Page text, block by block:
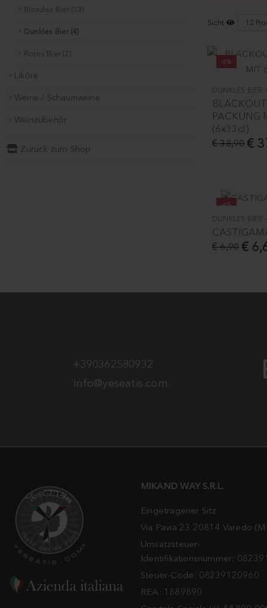
Blondes Bier (13)
Dunkles Bier (4)
Rotes Bier (2)
Liköre
Weine / Schaumweine
Weinzubehör
Zurück zum Shop
Sicht
-5%
DUNKLES BIER
PACKUNG
(6x33cl)
€
€ 38,90
-4%
DUNKLES BIER
€
€ 6,90
+390362580932
info@yeseatis.com
MIKAND WAY S.R.L.
Eingetragener Sitz
Via Pavia 23 20814 Varedo
Umsatzsteuer-
Identifikationsnummer:
Steuer-Code: 08239120960
REA: 1889890